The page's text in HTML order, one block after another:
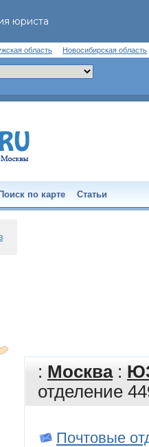
область Новосибирская область
Поиск по карте Статьи
: Москва:
отделение
Почтовые